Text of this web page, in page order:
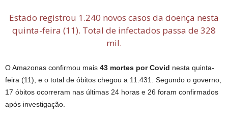
Estado registrou 1.240 novos casos da doença nesta
quinta-feira (11). Total de infectados passa de 328
mil.
O Amazonas confirmou mais 43 mortes por Covid nesta quinta-
feira (11), e o total de óbitos chegou a 11.431. Segundo o governo,
17 óbitos ocorreram nas últimas 24 horas e 26 foram confirmados
após investigação.